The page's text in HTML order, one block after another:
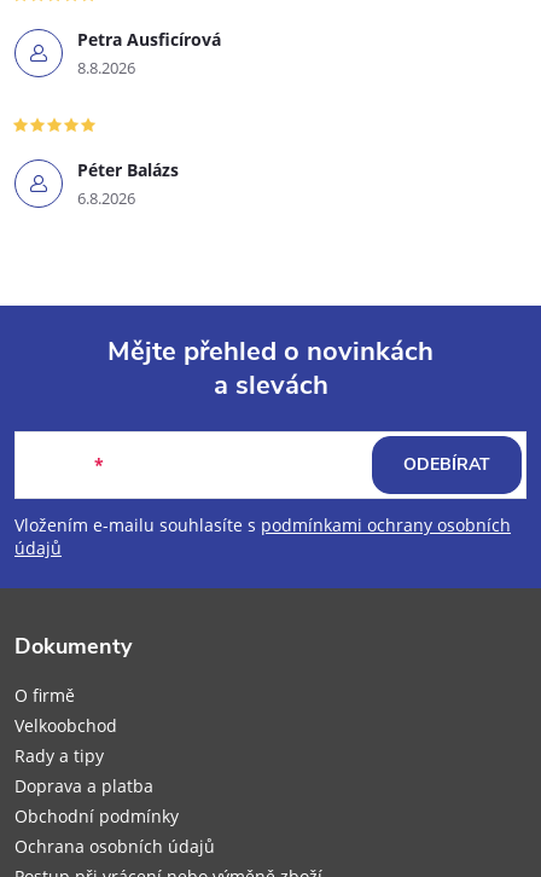
Petra Ausficírová
8.8.2026
Péter Balázs
6.8.2026
p
a
Mějte přehled o novinkách
a slevách
Vložením e-mailu souhlasíte s podmínkami ochrany osobních
údajů
ODEBÍRAT
Dokumenty
O firmě
Velkoobchod
Rady a tipy
Doprava a platba
Obchodní podmínky
Ochrana osobních údajů